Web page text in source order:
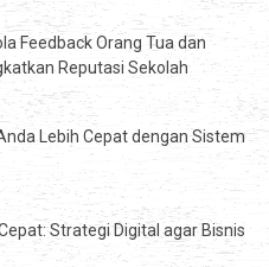
Feedback Orang Tua dan
Reputasi Sekolah
Lebih Cepat dengan Sistem
Strategi Digital agar Bisnis